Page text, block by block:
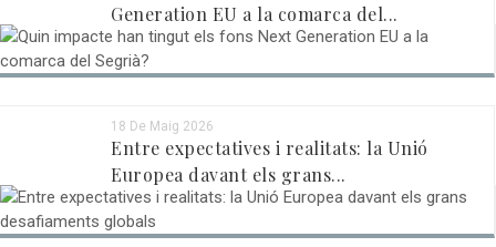
Generation EU a la comarca del...
18 De Maig 2026
Entre expectatives i realitats: la Unió
Europea davant els grans...